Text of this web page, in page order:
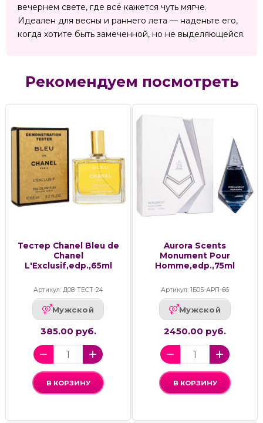
вечернем свете, где всё кажется чуть мягче.
Идеален для весны и раннего лета — наденьте его,
когда хотите быть замеченной, но не выделяющейся.
Рекомендуем посмотреть
Тестер Chanel Bleu de
Chanel
L'Exclusif,edp.,65ml
Артикул: Д08-ТЕСТ-24
Мужской
385.00 руб.
В КОРЗИНУ
Aurora Scents
Monument Pour
Homme,edp.,75ml
Артикул: 1Б05-АРП-66
Мужской
2450.00 руб.
В КОРЗИНУ